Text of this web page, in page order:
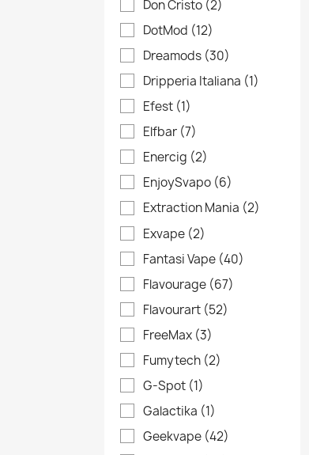
Don Cristo (2)
DotMod (12)
Dreamods (30)
Dripperia Italiana (1)
Efest (1)
Elfbar (7)
Enercig (2)
EnjoySvapo (6)
Extraction Mania (2)
Exvape (2)
Fantasi Vape (40)
Flavourage (67)
Flavourart (52)
FreeMax (3)
Fumytech (2)
G-Spot (1)
Galactika (1)
Geekvape (42)